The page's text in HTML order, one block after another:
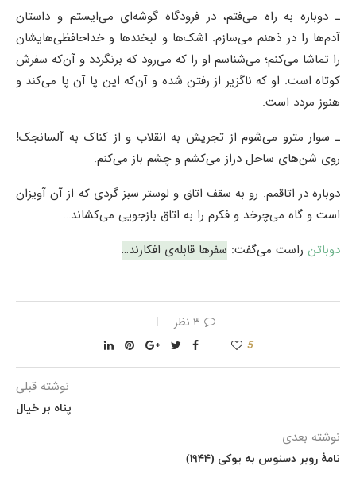
ـ دوباره به راه می‌فتم، در فرودگاه گوشه‌ای می‌ایستم و داستان
آدم‌ها را در ذهنم می‌سازم. اشک‌ها و لبخندها و خداحافظی‌هایشان
را تماشا می‌کنم؛ می‌شناسم او را که می‌رود که برنگردد و آن‌که سفرش
کوتاه است. او که ناگزیر از رفتن شده و آن‌که این پا آن پا می‌کند و
هنوز مردد است.
ـ سوار مترو می‌شوم از تجریش به انقلاب و از کناک به آلسانجک!
روی شن‌های ساحل دراز می‌کشم و چشم باز می‌کنم.
دوباره در اتاقمم. رو به سقف اتاق و لوستر سبز گردی که از آن آویزان
است و گاه می‌چرخد و فکرم را به اتاق بازجویی می‌کشاند…
دوباتن راست می‌گفت: سفرها قابله‌ی افکارند…
۳ نظر
5
نوشته قبلی
پناه بر خیال
نوشته بعدی
نامهٔ روبر دسنوس به یوکی (۱۹۴۴)